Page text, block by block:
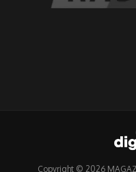
Copyright © 2026